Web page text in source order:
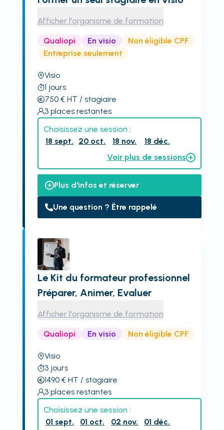
Afficher l'organisme de formation
Qualiopi En visio
Non éligible CPF
Entreprise seulement
Visio
1 jours
750€ HT / stagiaire
3 places restantes
Choisissez une session :
18 sept.
20 oct. 18 nov.
18 déc.
Voir plus de sessions
Plus d'infos et réserver
Une question ? Être rappelé
Le Kit du formateur professionnel
Préparer, Animer, Evaluer
Afficher l'organisme de formation
Qualiopi En visio Non éligible CPF
Visio
3 jours
1490€ HT / stagiaire
3 places restantes
Choisissez une session :
01 sept.
01 oct. 02 nov.
01 déc.